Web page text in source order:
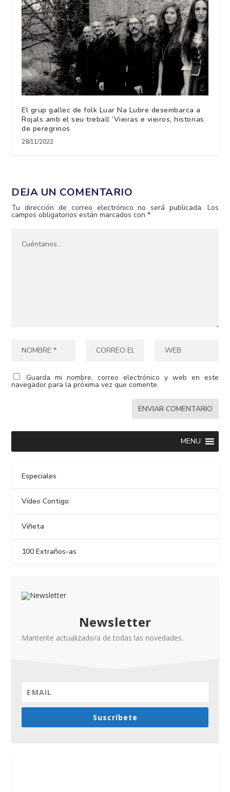
El grup gallec de folk Luar Na Lubre desembarca a
Rojals amb el seu treball ‘Vieiras e vieiros, historias
de peregrinos
28/11/2022
DEJA UN COMENTARIO
Tu dirección de correo electrónico no será publicada. Los
campos obligatorios están marcados con*
Guarda mi nombre, correo electrónico y web en este
navegador para la próxima vez que comente.
MENU
Especiales
Vídeo Contigo
Viñeta
100 Extraños-as
Newsletter
Mantente actualizado/a de todas las novedades.
Suscríbete